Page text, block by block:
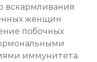
вскармливания
женщин
побочных
иммунитета.